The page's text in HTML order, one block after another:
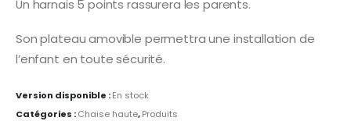
Un harnais 5 points rassurera les parents.
Son plateau amovible permettra une installation de
l’enfant en toute sécurité.
Version disponible :En stock
Catégories :Chaise haute,Produits